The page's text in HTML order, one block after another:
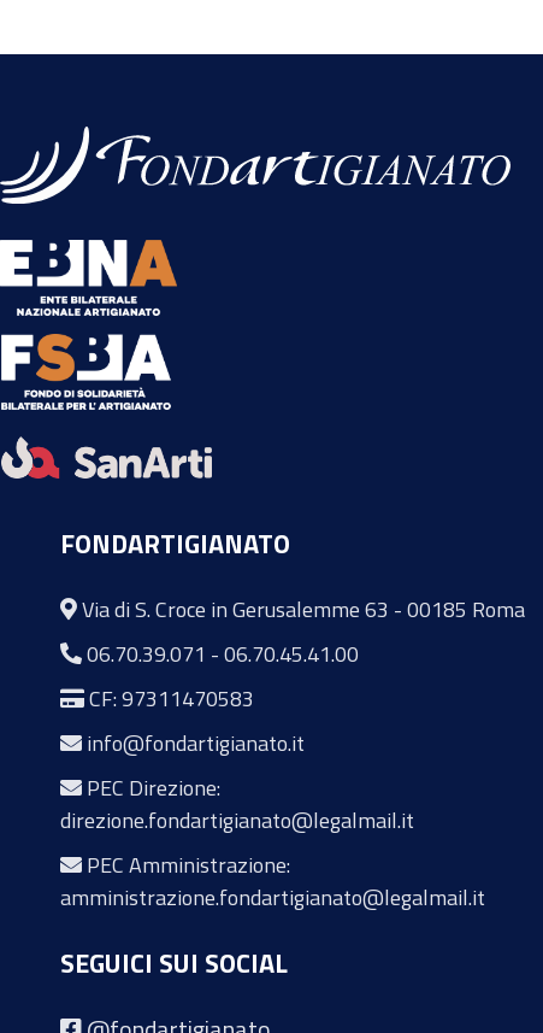
FONDARTIGIANATO
Via di S. Croce in Gerusalemme 63 - 00185 Roma
06.70.39.071 -06.70.45.41.00
CF: 97311470583
info@fondartigianato.it
PEC Direzione:
direzione.fondartigianato@legalmail.it
PEC Amministrazione:
amministrazione.fondartigianato@legalmail.it
SEGUICI SUI SOCIAL